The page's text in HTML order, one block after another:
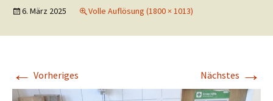
6. März 2025 Volle Auflösung (1800 × 1013)
← Vorheriges Nächstes →